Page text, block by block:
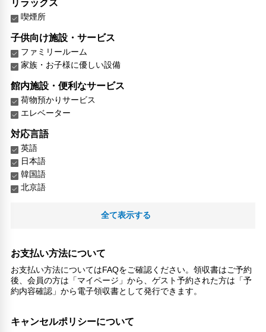
リラックス
喫煙所
子供向け施設・サービス
ファミリールーム
家族・お子様に優しい設備
館内施設・便利なサービス
荷物預かりサービス
エレベーター
対応言語
英語
日本語
韓国語
北京語
衣類乾燥機
禁煙
24時間セキュリティ
コンタクトレス チェックイン/チェックアウト
チェックイン（24時間対応）
全て表示する
お支払い方法について
お支払い方法についてはFAQをご確認ください。領収書はご予約
後、会員の方は「マイページ」から、ゲスト予約された方は「予
約内容確認」から電子領収書として発行できます。
キャンセルポリシーについて